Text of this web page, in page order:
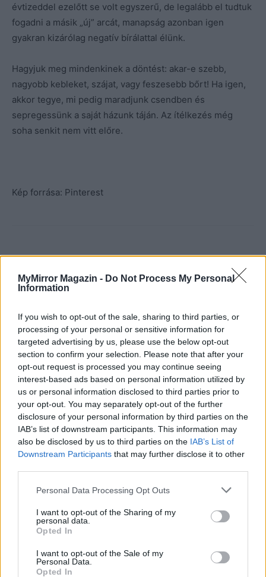
MyMirror Magazin - Do Not Process My Personal
Information
If you wish to opt-out of the sale, sharing to third parties, or
processing of your personal or sensitive information for
targeted advertising by us, please use the below opt-out
section to confirm your selection. Please note that after your
opt-out request is processed you may continue seeing
interest-based ads based on personal information utilized by
us or personal information disclosed to third parties prior to
your opt-out. You may separately opt-out of the further
disclosure of your personal information by third parties on the
IAB’s list of downstream participants. This information may
also be disclosed by us to third parties on the IAB’s List of
Downstream Participants that may further disclose it to other
Personal Data Processing Opt Outs
I want to opt-out of the Sharing of my
personal data.
Opted In
I want to opt-out of the Sale of my
Personal Data.
Opted In
évtizeddel ezelőtt se volt egyszerű, de legalább el tudtuk
fogadni a másik „új” arcát, manapság azonban igen
gyakran kizárólag negatív bírálattal élünk.
Hagyjuk meg mindenkinek a döntést: akar-e szebb,
nagyobb kebleket, szájat, vagy feszesebb bőrt! Ha igen,
akkor tegye, mi pedig maradjunk csendben és
sepregessünk a saját házunk táján. Az ítélkezés még
soha senkit nem vitt előre.
Kép forrása: Pinterest
Imre Hilda
Oktatás és nevelés területén dolgozom, de minden
szabadidőmben írok. Szeretek belesni a hétköznapok függönye
cikkeket és apró vicces történeteket.